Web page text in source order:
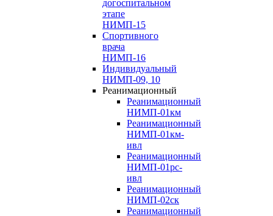
догоспитальном
этапе
НИМП-15
Спортивного
врача
НИМП-16
Индивидуальный
НИМП-09, 10
Реанимационный
Реанимационный
НИМП-01км
Реанимационный
НИМП-01км-
ивл
Реанимационный
НИМП-01рс-
ивл
Реанимационный
НИМП-02ск
Реанимационный